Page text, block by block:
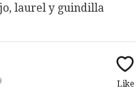
laurel y guindilla
Like